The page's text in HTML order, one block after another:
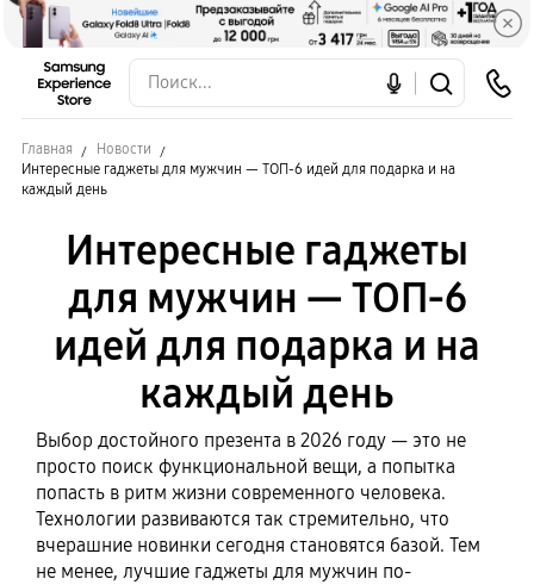
Главная
Новости
Интересные гаджеты для мужчин — ТОП-6 идей для подарка и на
каждый день
Интересные гаджеты
для мужчин — ТОП-6
идей для подарка и на
каждый день
Выбор достойного презента в 2026 году — это не
просто поиск функциональной вещи, а попытка
попасть в ритм жизни современного человека.
Технологии развиваются так стремительно, что
вчерашние новинки сегодня становятся базой. Тем
не менее, лучшие гаджеты для мужчин по-